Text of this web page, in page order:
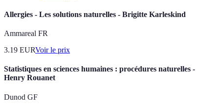
Allergies - Les solutions naturelles - Brigitte Karleskind
Ammareal FR
3.19 EURVoir le prix
Statistiques en sciences humaines : procédures naturelles -
Henry Rouanet
Dunod GF